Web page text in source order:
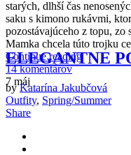
starých, dlhší čas
saku s kimono rukávmi,
pozostávajúceho z topu, zo
Mamka chcela túto trojku
Continue reading
14 komentárov
7 máj
ELEGANTNE
byKatarína Jakubčová
Outfity, Spring/Summer
Share